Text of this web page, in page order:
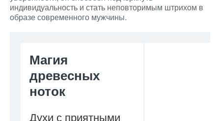
индивидуальность и стать неповторимым штрихом в
образе современного мужчины.
Магия
древесных
ноток
Духи с приятными